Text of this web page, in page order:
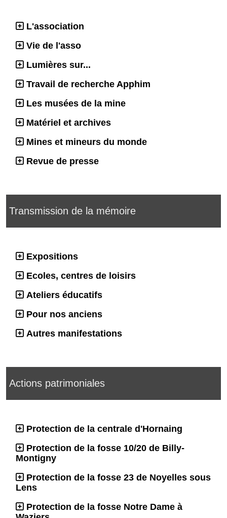
L'association
Vie de l'asso
Lumières sur...
Travail de recherche Apphim
Les musées de la mine
Matériel et archives
Mines et mineurs du monde
Revue de presse
Transmission de la mémoire
Expositions
Ecoles, centres de loisirs
Ateliers éducatifs
Pour nos anciens
Autres manifestations
Actions patrimoniales
Protection de la centrale d'Hornaing
Protection de la fosse 10/20 de Billy-
Montigny
Protection de la fosse 23 de Noyelles sous
Lens
Protection de la fosse Notre Dame à